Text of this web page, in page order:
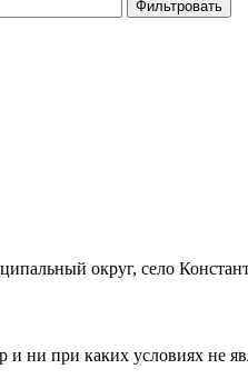
Фильтровать
округ, село
ни при каких условиях не